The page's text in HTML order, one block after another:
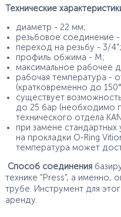
Технические
диаметр - 22 мм;
резьбовое соединение -
переход на резьбу - 3/4";
профиль обжима - М;
максимальное рабочее
рабочая температура -
(кратковременно до
существует
до 25 бар (необходимо
технического отдела
при замене стандартных
на прокладки O-Ring
температура может
Способ соединения
технике "Press", а именно,
трубе. Инструмент для
аренду.